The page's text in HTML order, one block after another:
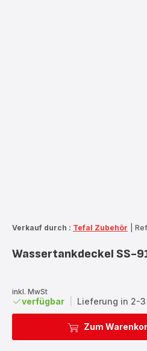
Verkauf durch : Tefal Zubehör
Wassertankdeckel SS-
inkl. MwSt
verfügbar Lieferung in 2-
Zum